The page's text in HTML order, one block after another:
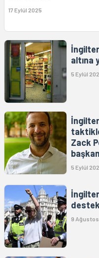
17 Eylül 2025
altına
5 Eylül
Zack
5 Eylül
9